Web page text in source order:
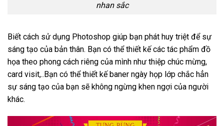
nhan sắc
Biết cách sử dụng Photoshop giúp bạn phát huy triệt để sự
sáng tạo của bản thân. Bạn có thể thiết kế các tác phẩm đồ
họa theo phong cách riêng của mình như thiệp chúc mừng,
card visit,..Bạn có thể thiết kế baner ngày họp lớp chắc hẳn
sự sáng tạo của bạn sẽ không ngừng khen ngợi của người
khác.